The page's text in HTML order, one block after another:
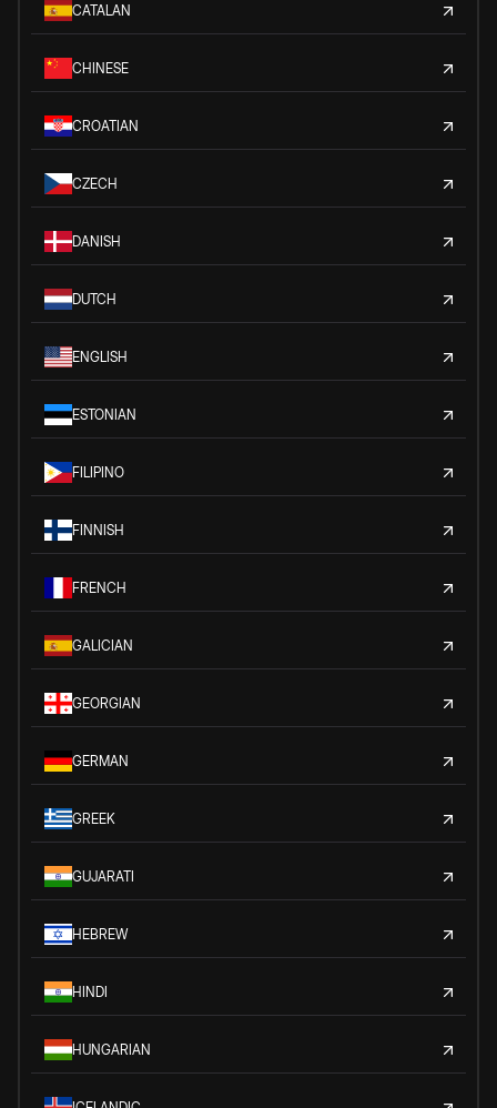
CATALAN
CHINESE
CROATIAN
CZECH
DANISH
DUTCH
ENGLISH
ESTONIAN
FILIPINO
FINNISH
FRENCH
GALICIAN
GEORGIAN
GERMAN
GREEK
GUJARATI
HEBREW
HINDI
HUNGARIAN